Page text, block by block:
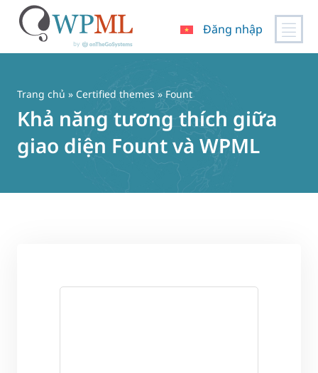
Đăng nhập
Trang chủ » Certified themes » Fount
Khả năng tương thích giữa
giao diện Fount và WPML